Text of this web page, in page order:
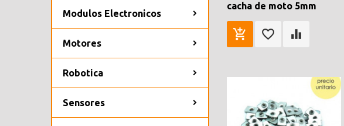
Modulos Electronicos
Motores
Robotica
Sensores
cacha de moto 5mm